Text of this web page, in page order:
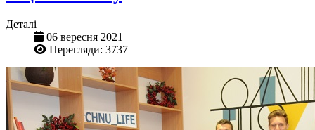
Деталі
06 вересня 2021
Перегляди: 3737